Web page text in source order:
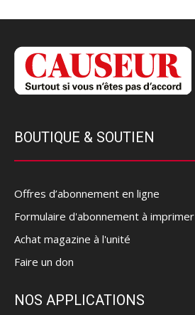
BOUTIQUE & SOUTIEN
Offres d’abonnement en ligne
Formulaire d'abonnement à imprimer
Achat magazine à l'unité
Faire un don
NOS APPLICATIONS